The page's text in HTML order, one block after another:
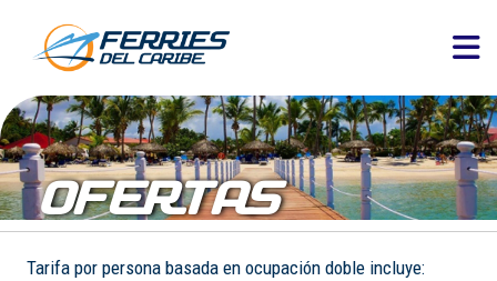
OFERTAS
Tarifa por persona basada en ocupación doble incluye: